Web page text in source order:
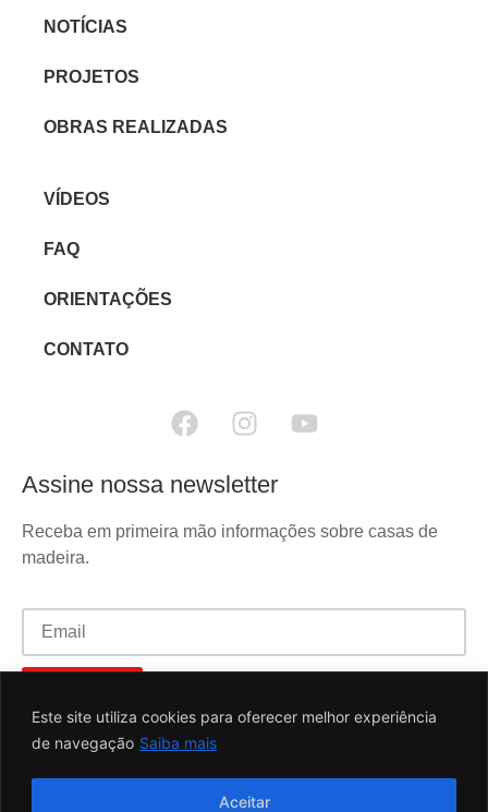
Este site utiliza cookies para oferecer melhor experiência
de navegação Saiba mais
Aceitar
NOTÍCIAS
PROJETOS
OBRAS REALIZADAS
VÍDEOS
FAQ
ORIENTAÇÕES
CONTATO
Assine nossa newsletter
Receba em primeira mão informações sobre casas de
madeira.